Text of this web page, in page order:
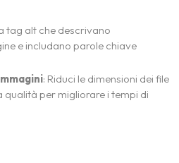
tag alt che descrivano
e includano parole chiave
: Riduci le dimensioni dei file
qualità per migliorare i tempi di